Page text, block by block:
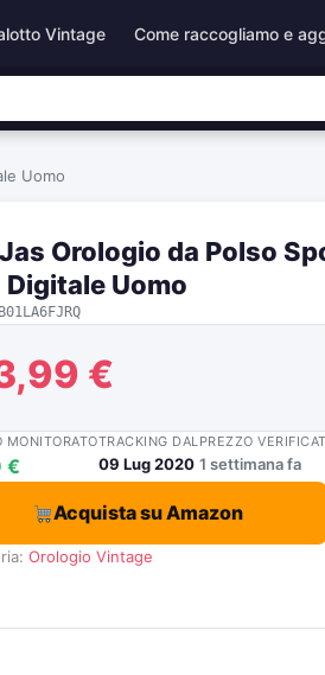
Vintage Come raccogliamo e
Uomo
Orologio da Polso
Digitale Uomo
€
MONITORATO
€
TRACKING DAL
09 Lug 2020
PREZZO
1 settimana fa
Acquista su Amazon
Orologio Vintage